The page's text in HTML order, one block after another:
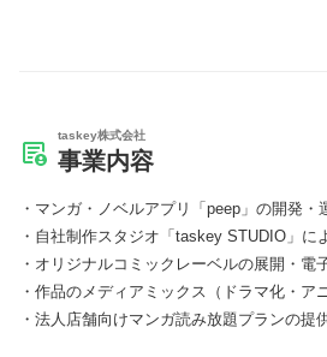
taskey株式会社
事業内容
マンガ・ノベルアプリ「peep」の開発・
自社制作スタジオ「taskey STUDIO」に
オリジナルコミックレーベルの展開・電
作品のメディアミックス（ドラマ化・ア
法人店舗向けマンガ読み放題プランの提